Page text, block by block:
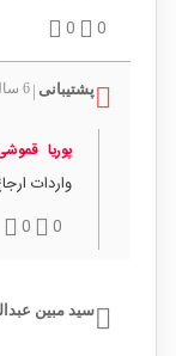
0
0
پشتیبانی 6 سال پیش
پوریا
واردات
0
0
سید مبین